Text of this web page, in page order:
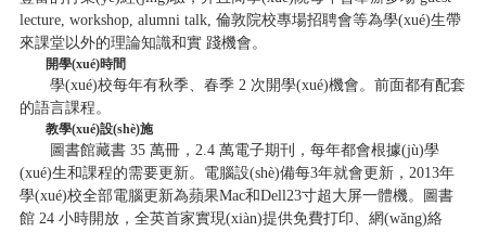
lecture, workshop, alumni talk, 倫敦院校專場招聘會等為學(xué)生帶
來課堂以外的理論知識和實 踐機會。
開學(xué)時間
學(xué)校每年有秋季、春季 2 次開學(xué)機會。前面都有配套
的語言課程。
教學(xué)設(shè)施
圖書館藏書 35 萬冊，2.4 萬電子期刊，每年都會根據(jù)學
(xué)生和課程的需要更新。電腦設(shè)備每3年就會更新，2013年
學(xué)校全部電腦更新為蘋果Mac和Dell23寸超大屏一體機。圖書
館 24 小時開放，全英首家實現(xiàn)提供免費打印、網(wǎng)絡